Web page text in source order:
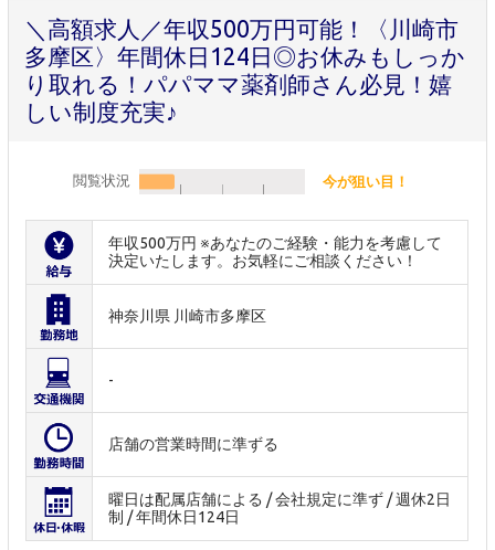
＼高額求人／年収500万円可能！〈川崎市
多摩区〉年間休日124日◎お休みもしっか
り取れる！パパママ薬剤師さん必見！嬉
しい制度充実♪
閲覧状況 今が狙い目！
年収500万円 ※あなたのご経験・能力を考慮して
決定いたします。お気軽にご相談ください！
神奈川県 川崎市多摩区
-
店舗の営業時間に準ずる
曜日は配属店舗による / 会社規定に準ず / 週休2日
制 / 年間休日124日